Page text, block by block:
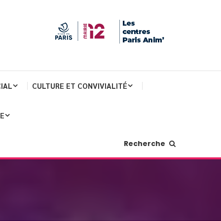
CULTURE ET CONVIVIALITÉ
Recherche